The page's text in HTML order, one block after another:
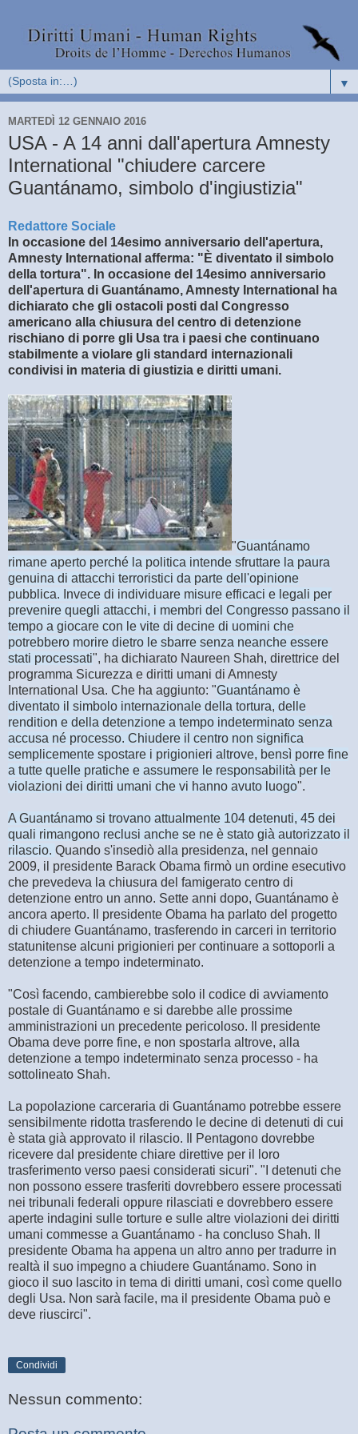
▼
MARTEDÌ 12 GENNAIO 2016
USA - A 14 anni dall'apertura Amnesty
International "chiudere carcere
Guantánamo, simbolo d'ingiustizia"
Redattore Sociale
In occasione del 14esimo anniversario dell'apertura,
Amnesty International afferma: "È diventato il simbolo
della tortura". In occasione del 14esimo anniversario
dell'apertura di Guantánamo, Amnesty International ha
dichiarato che gli ostacoli posti dal Congresso
americano alla chiusura del centro di detenzione
rischiano di porre gli Usa tra i paesi che continuano
stabilmente a violare gli standard internazionali
condivisi in materia di giustizia e diritti umani.
"Guantánamo
rimane aperto perché la politica intende sfruttare la paura
genuina di attacchi terroristici da parte dell'opinione
pubblica. Invece di individuare misure efficaci e legali per
prevenire quegli attacchi, i membri del Congresso passano il
tempo a giocare con le vite di decine di uomini che
potrebbero morire dietro le sbarre senza neanche essere
stati processati", ha dichiarato Naureen Shah, direttrice del
programma Sicurezza e diritti umani di Amnesty
International Usa. Che ha aggiunto: "Guantánamo è
diventato il simbolo internazionale della tortura, delle
rendition e della detenzione a tempo indeterminato senza
accusa né processo. Chiudere il centro non significa
semplicemente spostare i prigionieri altrove, bensì porre fine
a tutte quelle pratiche e assumere le responsabilità per le
violazioni dei diritti umani che vi hanno avuto luogo".
A Guantánamo si trovano attualmente 104 detenuti, 45 dei
quali rimangono reclusi anche se ne è stato già autorizzato il
rilascio. Quando s'insediò alla presidenza, nel gennaio
2009, il presidente Barack Obama firmò un ordine esecutivo
che prevedeva la chiusura del famigerato centro di
detenzione entro un anno. Sette anni dopo, Guantánamo è
ancora aperto. Il presidente Obama ha parlato del progetto
di chiudere Guantánamo, trasferendo in carceri in territorio
statunitense alcuni prigionieri per continuare a sottoporli a
detenzione a tempo indeterminato.
"Così facendo, cambierebbe solo il codice di avviamento
postale di Guantánamo e si darebbe alle prossime
amministrazioni un precedente pericoloso. Il presidente
Obama deve porre fine, e non spostarla altrove, alla
detenzione a tempo indeterminato senza processo - ha
sottolineato Shah.
La popolazione carceraria di Guantánamo potrebbe essere
sensibilmente ridotta trasferendo le decine di detenuti di cui
è stata già approvato il rilascio. Il Pentagono dovrebbe
ricevere dal presidente chiare direttive per il loro
trasferimento verso paesi considerati sicuri". "I detenuti che
non possono essere trasferiti dovrebbero essere processati
nei tribunali federali oppure rilasciati e dovrebbero essere
aperte indagini sulle torture e sulle altre violazioni dei diritti
umani commesse a Guantánamo - ha concluso Shah. Il
presidente Obama ha appena un altro anno per tradurre in
realtà il suo impegno a chiudere Guantánamo. Sono in
gioco il suo lascito in tema di diritti umani, così come quello
degli Usa. Non sarà facile, ma il presidente Obama può e
deve riuscirci".
Condividi
Nessun commento: